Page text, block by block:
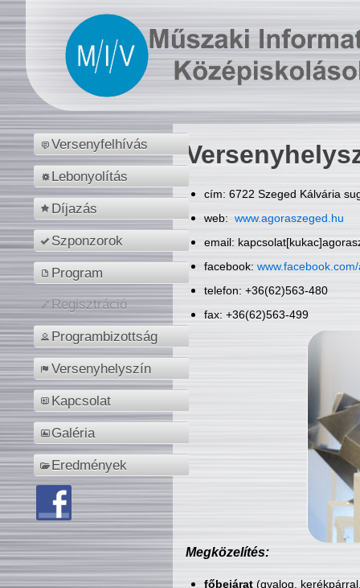
Versenyfelhívás
Lebonyolítás
Díjazás
Szponzorok
Program
Regisztráció
Programbizottság
Versenyhelyszín
Kapcsolat
Galéria
Eredmények
cím: 6722 Szeged Kálvária
web: www.agoraszeged.hu
email:
facebook:
telefon: +36(62)563-480
fax: +36(62)563-499
Megközelítés:
főbejárat(gyalog,